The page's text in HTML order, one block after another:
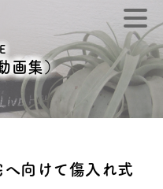
画集）
向けて傷入れ式